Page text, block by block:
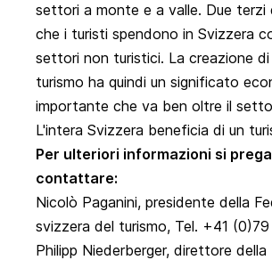
settori a monte e a valle. Due terzi
che i turisti spendono in Svizzera
settori non turistici. La creazione di
turismo ha quindi un significato
importante che va ben oltre il
L'intera Svizzera beneficia di un
Per ulteriori informazioni si
contattare:
Nicolò Paganini, presidente della
svizzera del turismo, Tel. +41
Philipp Niederberger, direttore della